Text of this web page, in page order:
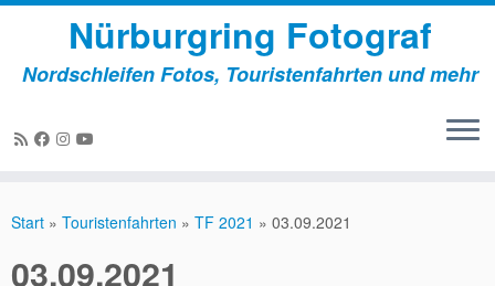
Inhalt
Nürburgring Fotograf
Nordschleifen Fotos, Touristenfahrten und mehr
Start » Touristenfahrten » TF 2021 » 03.09.2021
03.09.2021